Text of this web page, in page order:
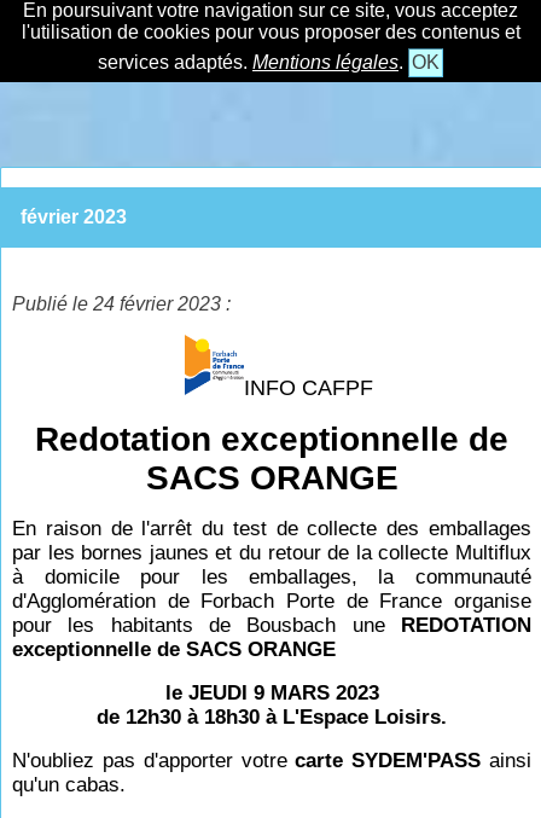
En poursuivant votre navigation sur ce site, vous acceptez
l'utilisation de cookies pour vous proposer des contenus et
services adaptés. Mentions légales. OK
février 2023
Publié le 24 février 2023 :
INFO CAFPF
Redotation exceptionnelle de
SACS ORANGE
En raison de l'arrêt du test de collecte des emballages
par les bornes jaunes et du retour de la collecte Multiflux
à domicile pour les emballages, la communauté
d'Agglomération de Forbach Porte de France organise
pour les habitants de Bousbach une REDOTATION
exceptionnelle de SACS ORANGE
le JEUDI 9 MARS 2023
de 12h30 à 18h30 à L'Espace Loisirs.
N'oubliez pas d'apporter votrecarte SYDEM'PASS ainsi
qu'un cabas.